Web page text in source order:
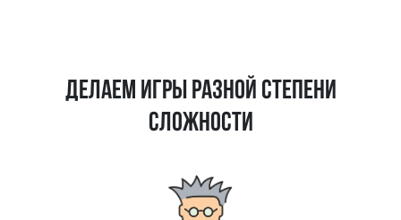
ДЕЛАЕМ ИГРЫ РАЗНОЙ СТЕПЕНИ
СЛОЖНОСТИ